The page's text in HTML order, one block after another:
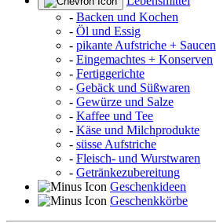
- Backen und Kochen
- Öl und Essig
- pikante Aufstriche + Saucen
- Eingemachtes + Konserven
- Fertiggerichte
- Gebäck und Süßwaren
- Gewürze und Salze
- Kaffee und Tee
- Käse und Milchprodukte
- süsse Aufstriche
- Fleisch- und Wurstwaren
- Getränkezubereitung
Geschenkideen
Geschenkkörbe